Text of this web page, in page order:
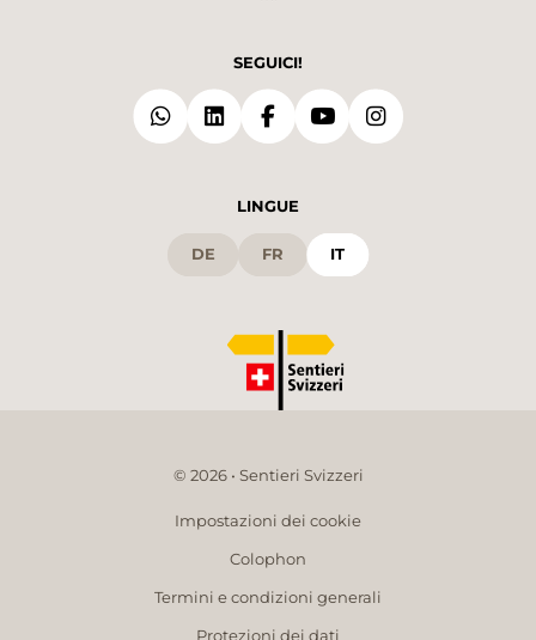
SEGUICI!
LINGUE
DE FR IT
© 2026 • Sentieri Svizzeri
Impostazioni dei cookie
Colophon
Termini e condizioni generali
Protezioni dei dati